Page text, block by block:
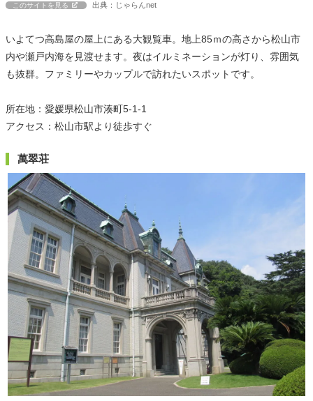
このサイトを見る 出典：じゃらんnet
いよてつ高島屋の屋上にある大観覧車。地上85ｍの高さから松山市
内や瀬戸内海を見渡せます。夜はイルミネーションが灯り、雰囲気
も抜群。ファミリーやカップルで訪れたいスポットです。
所在地：愛媛県松山市湊町5-1-1
アクセス：松山市駅より徒歩すぐ
萬翠荘